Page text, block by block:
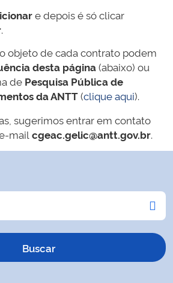
e depois é só clicar
.
objeto de cada contrato podem
desta página(abaixo) ou
de Pesquisa Pública de
da ANTT(clique aqui).
sugerimos entrar em contato
mail cgeac.gelic@antt.gov.br.